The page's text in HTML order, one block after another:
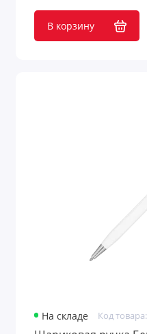
В корзину
На складе Код